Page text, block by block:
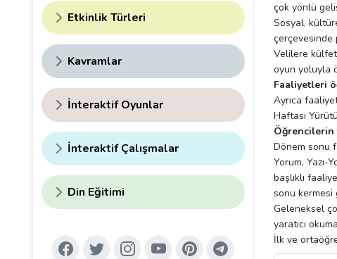
Etkinlik Türleri
Kavramlar
İnteraktif Oyunlar
İnteraktif Çalışmalar
Din Eğitimi
çok yönlü
Sosyal,
Velilere külfet
oyun yoluyla
Faaliyetleri
Ayrıca
Haftası
Öğrencilerin
Dönem sonu
Yorum, Yazı-
başlıklı
sonu kermesi
Geleneksel
yaratıcı
İlk ve